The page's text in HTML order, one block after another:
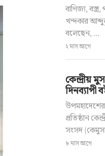
বাণিজ্য, বস্ত্র,
খন্দকার
বলেছেন, ...
২ মাস আগে
কেন্দ্রীয়
দিনব্যাপী
উপমহাদেশের
প্রতিষ্ঠান
সংসদ
৮ মাস আগে